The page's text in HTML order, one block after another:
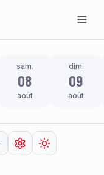
sam.
08
août
dim.
09
août
Ouvrir lesChanger de